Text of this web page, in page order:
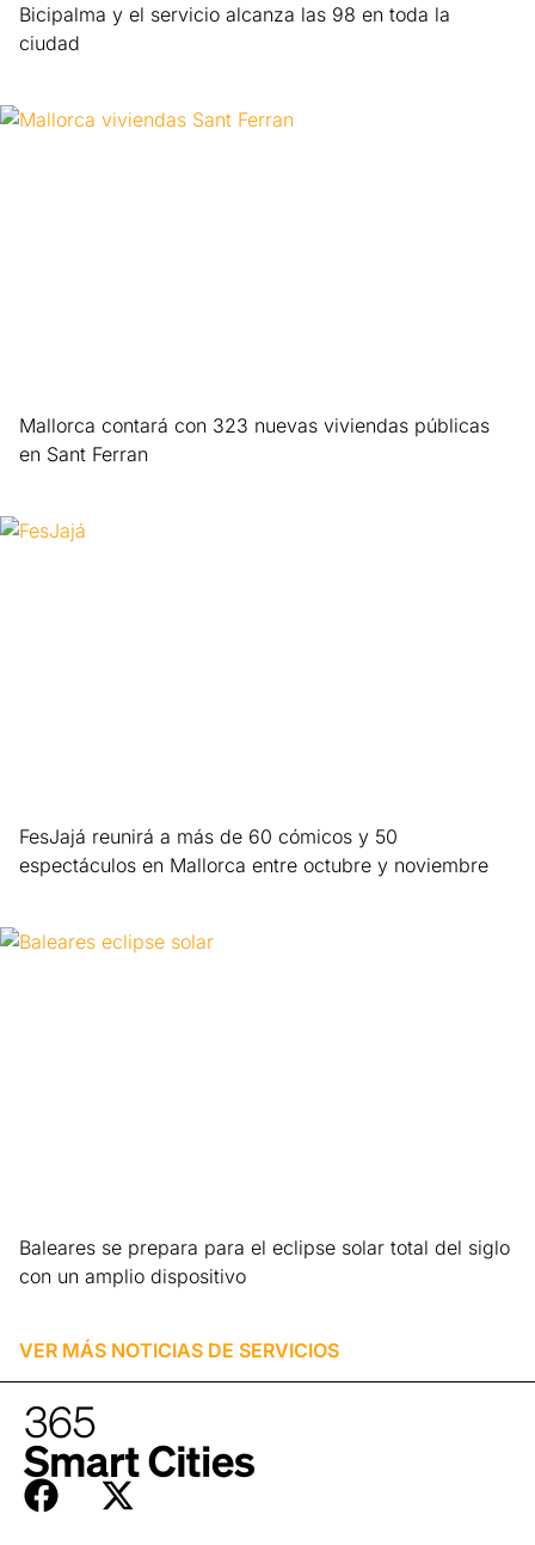
Bicipalma y el servicio alcanza las 98 en toda la
ciudad
Mallorca contará con 323 nuevas viviendas públicas
en Sant Ferran
FesJajá reunirá a más de 60 cómicos y 50
espectáculos en Mallorca entre octubre y noviembre
Baleares se prepara para el eclipse solar total del siglo
con un amplio dispositivo
VER MÁS NOTICIAS DE SERVICIOS